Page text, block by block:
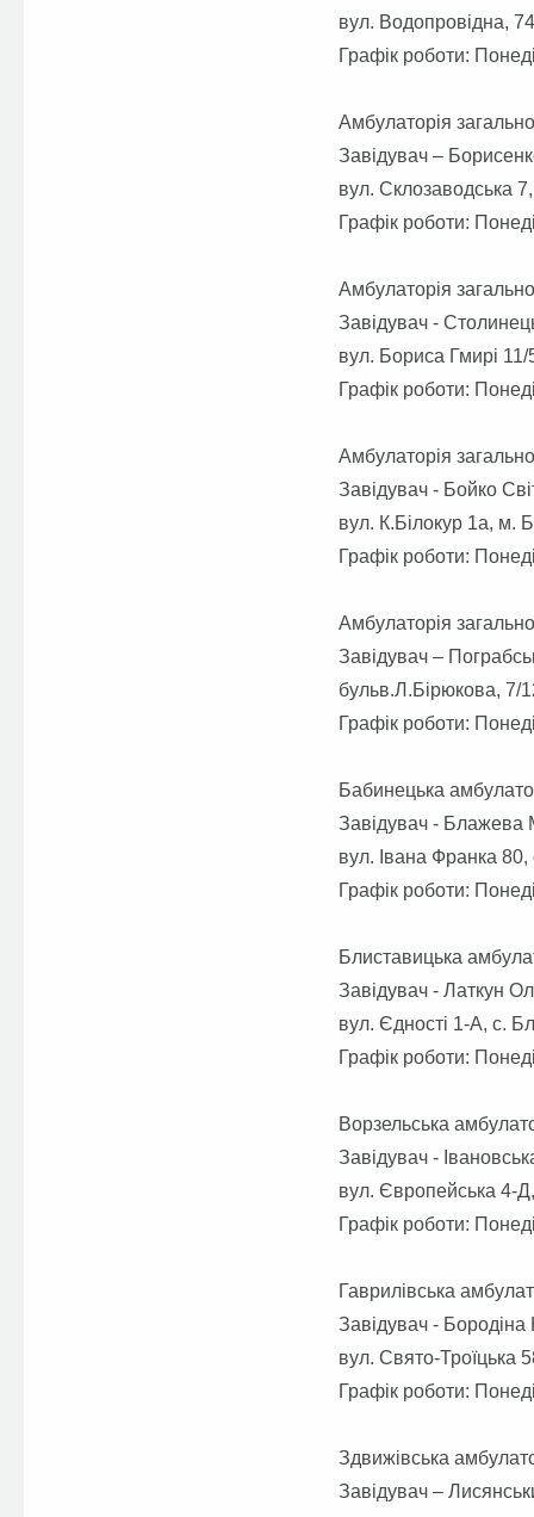
вул. Водопровідна,
Графік роботи:
Амбулаторія
Завідувач –
вул. Склозаводська
Графік роботи:
Амбулаторія
Завідувач -
вул. Бориса Гмирі
Графік роботи:
Амбулаторія
Завідувач - Бойко
вул. К.Білокур 1а, м.
Графік роботи:
Амбулаторія
Завідувач –
бульв.Л.Бірюкова, 7/
Графік роботи:
Бабинецька
Завідувач - Блажева
вул. Івана Франка 80,
Графік роботи:
Блиставицька
Завідувач - Латкун
вул. Єдності 1-А, с.
Графік роботи:
Ворзельська
Завідувач -
вул. Європейська 4-
Графік роботи:
Гаврилівська
Завідувач -
вул. Свято-Троїцька
Графік роботи:
Здвижівська
Завідувач –